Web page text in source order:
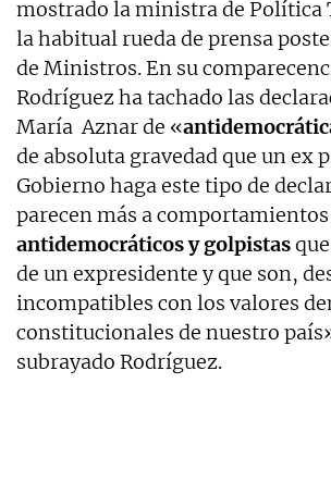
mostrado la ministra de
la habitual rueda de prensa
de Ministros. En su
Rodríguez ha tachado las
María Aznar de «
de absoluta gravedad que un ex
Gobierno haga este tipo de
parecen más a comportamientos
antidemocráticos y golpistas
de un expresidente y que son,
incompatibles con los valores
constitucionales de nuestro
subrayado Rodríguez.